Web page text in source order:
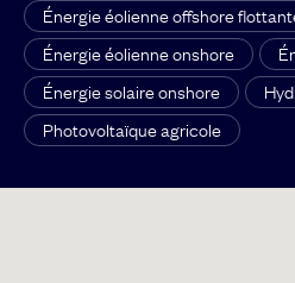
Énergie éolienne offshore
Énergie éolienne onshore
Énergie solaire onshore
Photovoltaïque agricole